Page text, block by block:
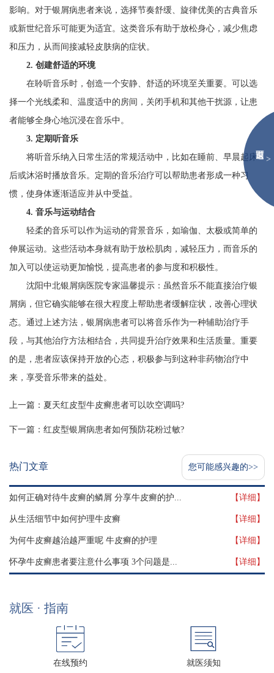
影响。对于银屑病患者来说，选择节奏舒缓、旋律优美的古典音乐
或新世纪音乐可能更为适宜。这类音乐有助于放松身心，减少焦虑
和压力，从而间接减轻皮肤病的症状。
2. 创建舒适的环境
在聆听音乐时，创造一个安静、舒适的环境至关重要。可以选
择一个光线柔和、温度适中的房间，关闭手机和其他干扰源，让患
者能够全身心地沉浸在音乐中。
3. 定期听音乐
将听音乐纳入日常生活的常规活动中，比如在睡前、早晨起床
后或沐浴时播放音乐。定期的音乐治疗可以帮助患者形成一种习
惯，使身体逐渐适应并从中受益。
4. 音乐与运动结合
轻柔的音乐可以作为运动的背景音乐，如瑜伽、太极或简单的
伸展运动。这些活动本身就有助于放松肌肉，减轻压力，而音乐的
加入可以使运动更加愉悦，提高患者的参与度和积极性。
沈阳中北银屑病医院专家温馨提示：虽然音乐不能直接治疗银
屑病，但它确实能够在很大程度上帮助患者缓解症状，改善心理状
态。通过上述方法，银屑病患者可以将音乐作为一种辅助治疗手
段，与其他治疗方法相结合，共同提升治疗效果和生活质量。重要
的是，患者应该保持开放的心态，积极参与到这种非药物治疗中
来，享受音乐带来的益处。
上一篇： 夏天红皮型牛皮癣患者可以吹空调吗?
下一篇： 红皮型银屑病患者如何预防花粉过敏?
热门文章 您可能感兴趣的>>
如何正确对待牛皮癣的鳞屑 分享牛皮癣的护... 【详细】
从生活细节中如何护理牛皮癣 【详细】
为何牛皮癣越治越严重呢 牛皮癣的护理 【详细】
怀孕牛皮癣患者要注意什么事项 3个问题是... 【详细】
就医 · 指南
在线预约 就医须知
>